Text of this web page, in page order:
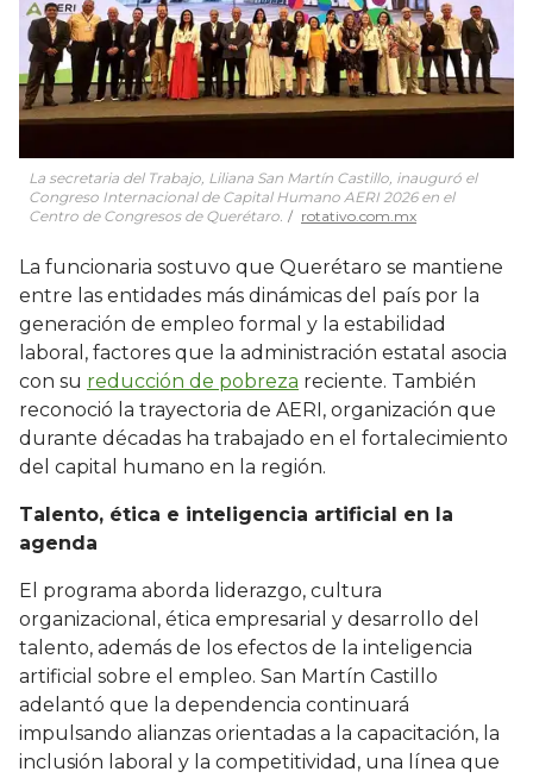
La secretaria del Trabajo, Liliana San Martín Castillo, inauguró el
Congreso Internacional de Capital Humano AERI 2026 en el
Centro de Congresos de Querétaro.
rotativo.com.mx
La funcionaria sostuvo que Querétaro se mantiene
entre las entidades más dinámicas del país por la
generación de empleo formal y la estabilidad
laboral, factores que la administración estatal asocia
con su reducción de pobreza reciente. También
reconoció la trayectoria de AERI, organización que
durante décadas ha trabajado en el fortalecimiento
del capital humano en la región.
Talento, ética e inteligencia artificial en la
agenda
El programa aborda liderazgo, cultura
organizacional, ética empresarial y desarrollo del
talento, además de los efectos de la inteligencia
artificial sobre el empleo. San Martín Castillo
adelantó que la dependencia continuará
impulsando alianzas orientadas a la capacitación, la
inclusión laboral y la competitividad, una línea que